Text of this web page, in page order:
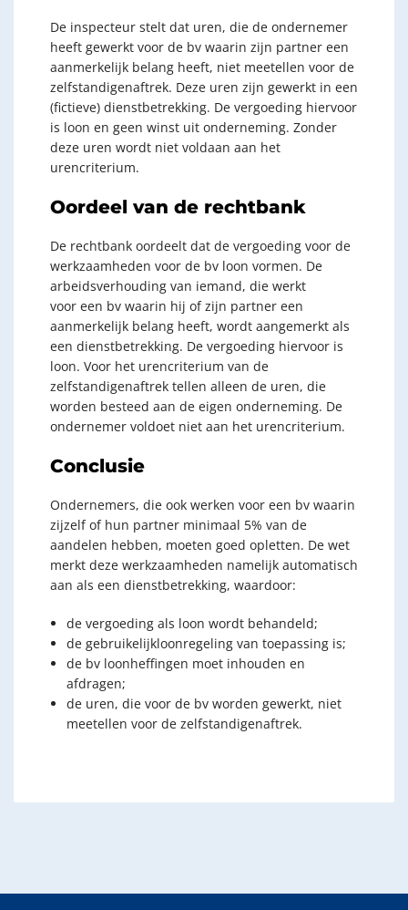
De inspecteur stelt dat uren, die de ondernemer
heeft gewerkt voor de bv waarin zijn partner een
aanmerkelijk belang heeft, niet meetellen voor de
zelfstandigenaftrek. Deze uren zijn gewerkt in een
(fictieve) dienstbetrekking. De vergoeding hiervoor
is loon en geen winst uit onderneming. Zonder
deze uren wordt niet voldaan aan het
urencriterium.
Oordeel van de rechtbank
De rechtbank oordeelt dat de vergoeding voor de
werkzaamheden voor de bv loon vormen. De
arbeidsverhouding van iemand, die werkt
voor een bv waarin hij of zijn partner een
aanmerkelijk belang heeft, wordt aangemerkt als
een dienstbetrekking. De vergoeding hiervoor is
loon. Voor het urencriterium van de
zelfstandigenaftrek tellen alleen de uren, die
worden besteed aan de eigen onderneming. De
ondernemer voldoet niet aan het urencriterium.
Conclusie
Ondernemers, die ook werken voor een bv waarin
zijzelf of hun partner minimaal 5% van de
aandelen hebben, moeten goed opletten. De wet
merkt deze werkzaamheden namelijk automatisch
aan als een dienstbetrekking, waardoor:
de vergoeding als loon wordt behandeld;
de gebruikelijkloonregeling van toepassing is;
de bv loonheffingen moet inhouden en
afdragen;
de uren, die voor de bv worden gewerkt, niet
meetellen voor de zelfstandigenaftrek.